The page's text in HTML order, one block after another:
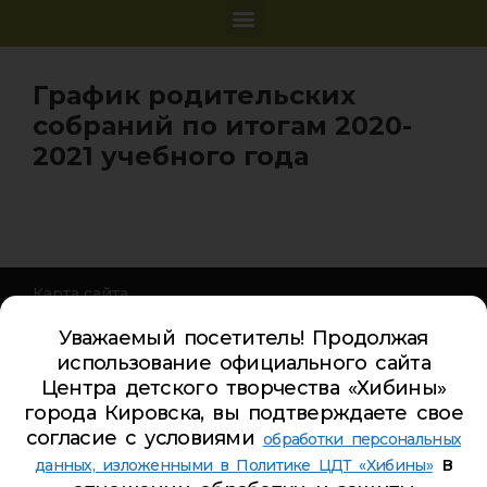
График родительских
собраний по итогам 2020-
2021 учебного года
Карта сайта
Гостевая книга
Турбаза ЦДТ «ХИБИНЫ»
Телефон Ленина 5:5-44-85
Телефон Ленина 9а:4-84-99
Уважаемый посетитель! Продолжая
использование официального сайта
Центра детского творчества «Хибины»
города Кировска, вы подтверждаете свое
согласие с условиями обработки персональных
данных, изложенными в Политике ЦДТ «Хибины»в